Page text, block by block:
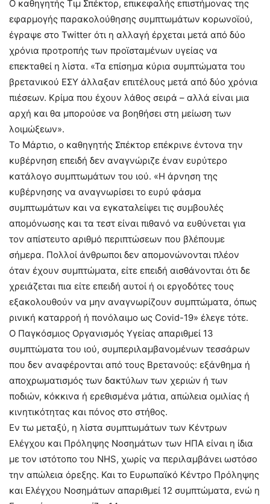
Ο καθηγητής Tιμ Σπέκτορ, επικεφαλής επιστήμονας της
εφαρμογής παρακολούθησης συμπτωμάτων κορωνοϊού,
έγραψε στο Twitter ότι η αλλαγή έρχεται μετά από δύο
χρόνια προτροπής των προϊσταμένων υγείας να
επεκταθεί η λίστα. «Τα επίσημα κύρια συμπτώματα του
βρετανικού ΕΣΥ άλλαξαν επιτέλους μετά από δύο χρόνια
πιέσεων. Κρίμα που έχουν λάθος σειρά – αλλά είναι μια
αρχή και θα μπορούσε να βοηθήσει στη μείωση των
λοιμώξεων».
Το Μάρτιο, ο καθηγητής Σπέκτορ επέκρινε έντονα την
κυβέρνηση επειδή δεν αναγνώριζε έναν ευρύτερο
κατάλογο συμπτωμάτων του ιού. «Η άρνηση της
κυβέρνησης να αναγνωρίσει το ευρύ φάσμα
συμπτωμάτων και να εγκαταλείψει τις συμβουλές
απομόνωσης και τα τεστ είναι πιθανό να ευθύνεται για
τον απίστευτο αριθμό περιπτώσεων που βλέπουμε
σήμερα. Πολλοί άνθρωποι δεν απομονώνονται πλέον
όταν έχουν συμπτώματα, είτε επειδή αισθάνονται ότι δε
χρειάζεται πια είτε επειδή αυτοί ή οι εργοδότες τους
εξακολουθούν να μην αναγνωρίζουν συμπτώματα, όπως
ρινική καταρροή ή πονόλαιμο ως Covid-19» έλεγε τότε.
Ο Παγκόσμιος Οργανισμός Υγείας απαριθμεί 13
συμπτώματα του ιού, συμπεριλαμβανομένων τεσσάρων
που δεν αναφέρονται από τους Βρετανούς: εξάνθημα ή
αποχρωματισμός των δακτύλων των χεριών ή των
ποδιών, κόκκινα ή ερεθισμένα μάτια, απώλεια ομιλίας ή
κινητικότητας και πόνος στο στήθος.
Εν τω μεταξύ, η λίστα συμπτωμάτων των Κέντρων
Ελέγχου και Πρόληψης Νοσημάτων των ΗΠΑ είναι η ίδια
με τον ιστότοπο του NHS, χωρίς να περιλαμβάνει ωστόσο
την απώλεια όρεξης. Και το Ευρωπαϊκό Κέντρο Πρόληψης
και Ελέγχου Νοσημάτων απαριθμεί 12 συμπτώματα, ενώ η